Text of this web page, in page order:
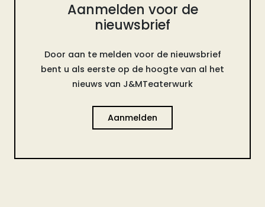
Aanmelden voor de
nieuwsbrief
Door aan te melden voor de nieuwsbrief
bent u als eerste op de hoogte van al het
nieuws van J&MTeaterwurk
Aanmelden